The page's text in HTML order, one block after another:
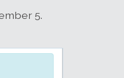
5.